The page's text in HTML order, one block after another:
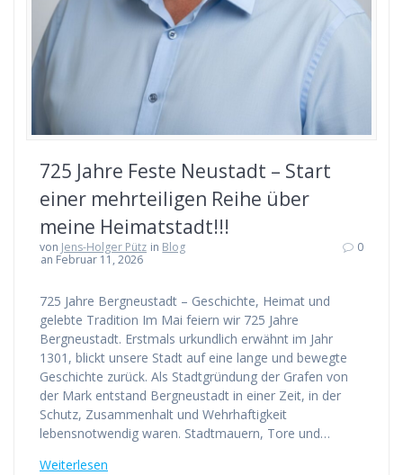
725 Jahre Feste Neustadt – Start
einer mehrteiligen Reihe über
meine Heimatstadt!!!
von Jens-Holger Pütz in Blog
an Februar 11, 2026
0
725 Jahre Bergneustadt – Geschichte, Heimat und
gelebte Tradition Im Mai feiern wir 725 Jahre
Bergneustadt. Erstmals urkundlich erwähnt im Jahr
1301, blickt unsere Stadt auf eine lange und bewegte
Geschichte zurück. Als Stadtgründung der Grafen von
der Mark entstand Bergneustadt in einer Zeit, in der
Schutz, Zusammenhalt und Wehrhaftigkeit
lebensnotwendig waren. Stadtmauern, Tore und…
Weiterlesen